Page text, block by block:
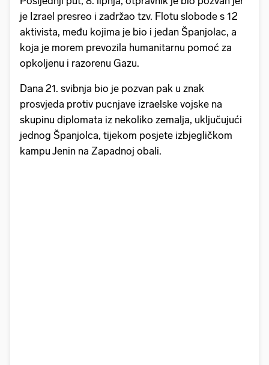
je Izrael presreo i zadržao tzv. Flotu slobode s 12
aktivista, među kojima je bio i jedan Španjolac, a
koja je morem prevozila humanitarnu pomoć za
opkoljenu i razorenu Gazu.
Dana 21. svibnja bio je pozvan pak u znak
prosvjeda protiv pucnjave izraelske vojske na
skupinu diplomata iz nekoliko zemalja, uključujući
jednog Španjolca, tijekom posjete izbjegličkom
kampu Jenin na Zapadnoj obali.